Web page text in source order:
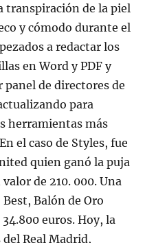
transpiración de la piel
y cómodo durante el
a redactar los
en Word y PDF y
de directores de
para
herramientas más
el caso de Styles, fue
quien ganó la puja
de 210. 000. Una
Balón de Oro
euros. Hoy, la
Real Madrid,